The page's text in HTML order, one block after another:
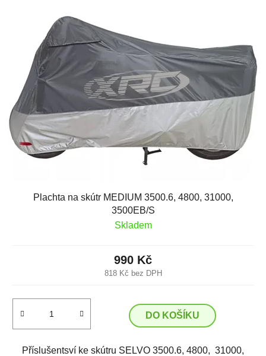
Plachta na skútr MEDIUM 3500.6, 4800, 31000,
3500EB/S
Skladem
818 Kč bez DPH
990 Kč
DO KOŠÍKU
Příslušentsví ke skútru SELVO 3500.6, 4800, 31000,